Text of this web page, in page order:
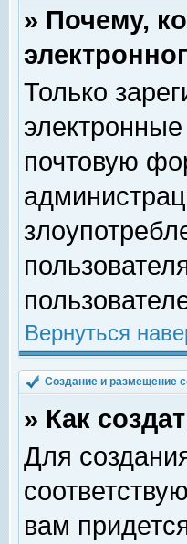
» Почему,
Только
почтовую
Вернуться
Создание и размещение
» Как
Для
вам